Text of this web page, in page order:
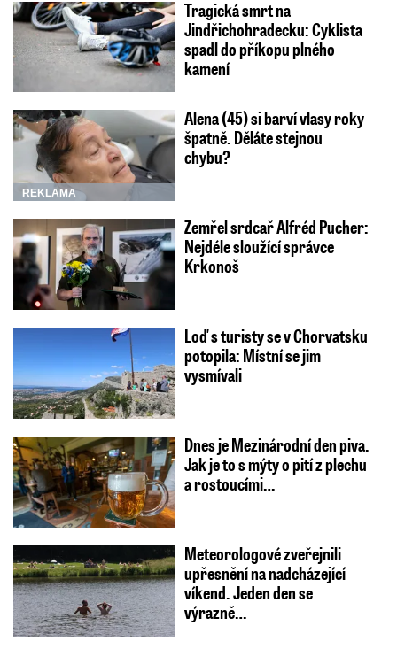
Tragická smrt na
Jindřichohradecku: Cyklista
spadl do příkopu plného
kamení
REKLAMA
Alena (45) si barví vlasy roky
špatně. Děláte stejnou
chybu?
Zemřel srdcař Alfréd Pucher:
Nejdéle sloužící správce
Krkonoš
Loď s turisty se v Chorvatsku
potopila: Místní se jim
vysmívali
Dnes je Mezinárodní den piva.
Jak je to s mýty o pití z plechu
a rostoucími…
Meteorologové zveřejnili
upřesnění na nadcházející
víkend. Jeden den se
výrazně…